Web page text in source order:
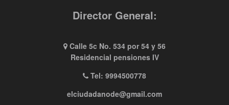
Director General:
Calle 5c No. 534 por 54 y 56
Residencial pensiones IV
Tel: 9994500778
elciudadanode@gmail.com